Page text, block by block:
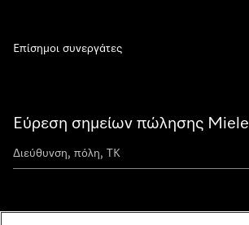
Εύρεση σημείων πώλησης Miele
Επίσημοι συνεργάτες